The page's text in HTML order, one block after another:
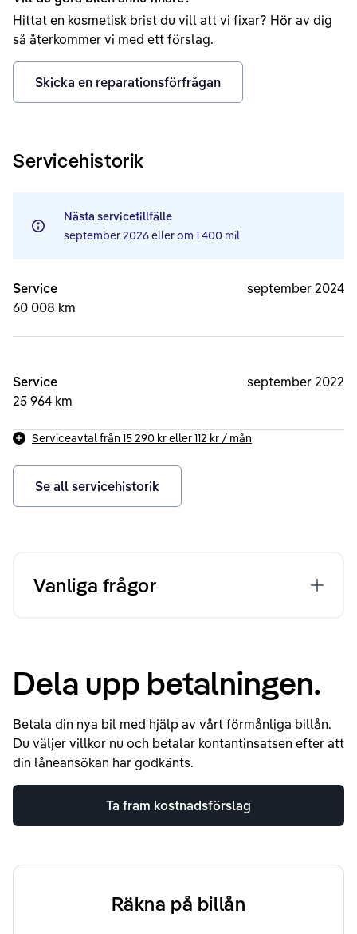
Hittat en kosmetisk brist du vill att vi fixar? Hör av dig
så återkommer vi med ett förslag.
Skicka en reparationsförfrågan
Servicehistorik
Nästa servicetillfälle
september 2026eller om 1 400 mil
Service
60 008 km
september 2024
Service
25 964 km
september 2022
Serviceavtal från 15 290 kreller112 kr / mån
Se all servicehistorik
Vanliga frågor
Dela upp betalningen.
Betala din nya bil med hjälp av vårt förmånliga billån.
Du väljer villkor nu och betalar kontantinsatsen efter att
din låneansökan har godkänts.
Ta fram kostnadsförslag
Räkna på billån